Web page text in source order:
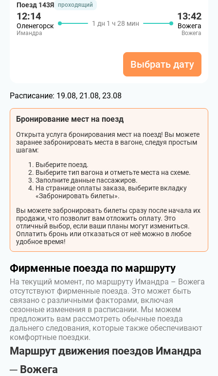
Поезд 143Я проходящий
12:14
Оленегорск
Имандра
1 дн 1 ч 28 мин
13:42
Вожега
Вожега
Выбрать дату
Расписание: 19.08, 21.08, 23.08
Бронирование мест на поезд
Открыта услуга бронирования мест на поезд! Вы можете
заранее забронировать места в вагоне, следуя простым
шагам:
Выберите поезд.
Выберите тип вагона и отметьте места на схеме.
Заполните данные пассажиров.
На странице оплаты заказа, выберите вкладку
«Забронировать билеты».
Вы можете забронировать билеты сразу после начала их
продажи, что позволит вам отложить оплату. Это
отличный выбор, если ваши планы могут измениться.
Оплатить бронь или отказаться от неё можно в любое
удобное время!
Фирменные поезда по маршруту
На текущий момент, по маршруту Имандра – Вожега
отсутствуют фирменные поезда. Это может быть
связано с различными факторами, включая
сезонные изменения в расписании. Мы можем
предложить вам рассмотреть обычные поезда
дальнего следования, которые также обеспечивают
комфортные поездки.
Маршрут движения поездов Имандра
─ Вожега